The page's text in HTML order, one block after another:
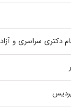
دکتری سراسری و آزاد